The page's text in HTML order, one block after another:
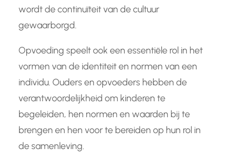
wordt de continuïteit van de cultuur
gewaarborgd.
Opvoeding speelt ook een essentiële rol in het
vormen van de identiteit en normen van een
individu. Ouders en opvoeders hebben de
verantwoordelijkheid om kinderen te
begeleiden, hen normen en waarden bij te
brengen en hen voor te bereiden op hun rol in
de samenleving.